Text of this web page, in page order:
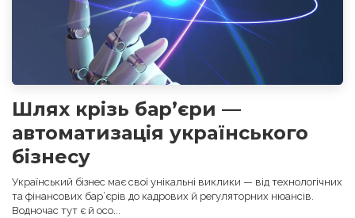
Шлях крізь бар’єри —
автоматизація українського
бізнесу
Український бізнес має свої унікальні виклики — від технологічних
та фінансових бар’єрів до кадрових й регуляторних нюансів.
Водночас тут є й осо...